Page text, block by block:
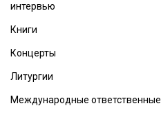
интервью
Книги
Концерты
Литургии
Международные ответственные